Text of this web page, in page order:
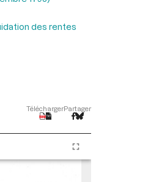
des rentes
TéléchargerPartager